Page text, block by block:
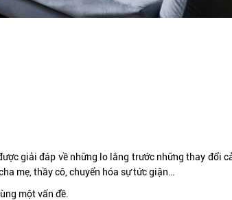
giải đáp về những lo lắng trước những thay đổi
mẹ, thầy cô, chuyển hóa sự tức giận…
một vấn đề.